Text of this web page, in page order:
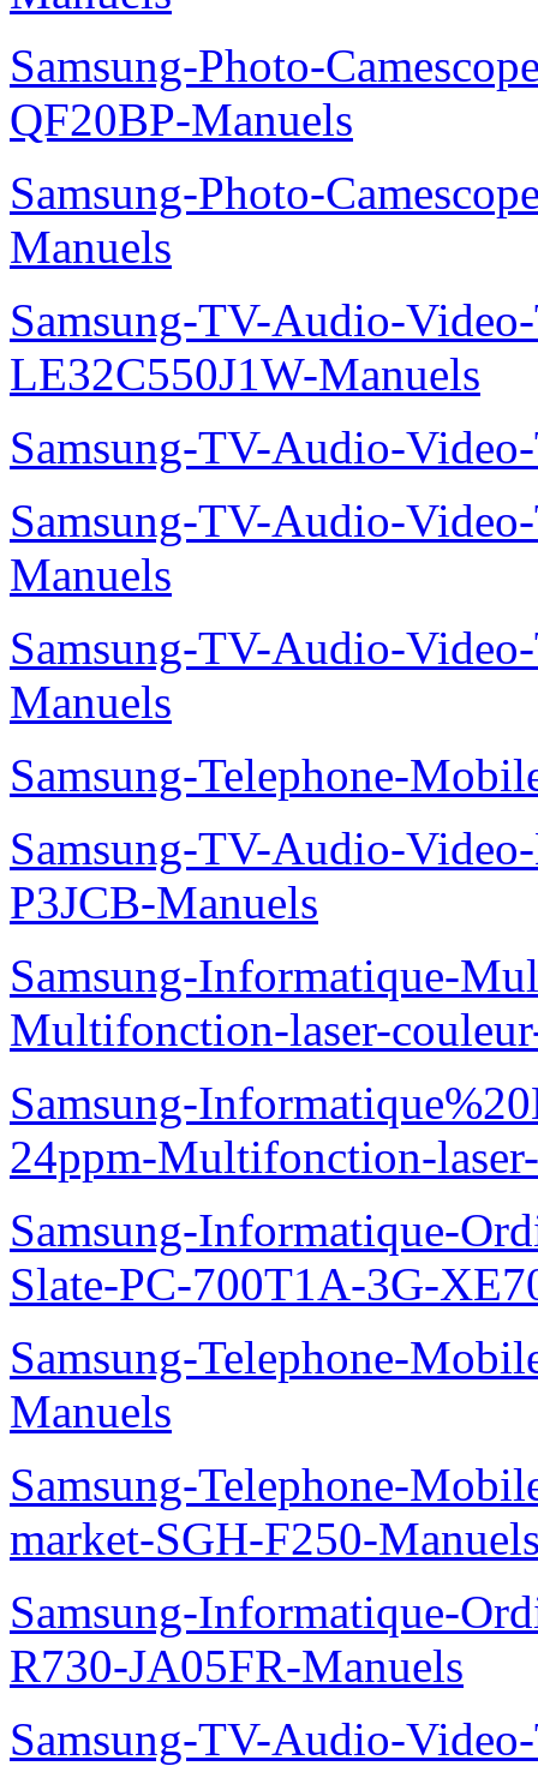
Samsung-Photo-
QF20BP-Manuels
Samsung-Photo-
Manuels
Samsung-TV-Audio-
LE32C550J1W-Manuels
Samsung-TV-Audio-
Samsung-TV-Audio-
Manuels
Samsung-TV-Audio-
Manuels
Samsung-Telephone-
Samsung-TV-Audio-
P3JCB-Manuels
Samsung-Informatique-
Multifonction-laser-
Samsung-
24ppm-Multifonction-
Samsung-Informatique-
Slate-PC-700T1A-3G-
Samsung-Telephone-
Manuels
Samsung-Telephone-
market-SGH-F250-
Samsung-Informatique-
R730-JA05FR-Manuels
Samsung-TV-Audio-